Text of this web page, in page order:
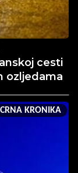
cesti
ozljedama
CRNA KRONIKA